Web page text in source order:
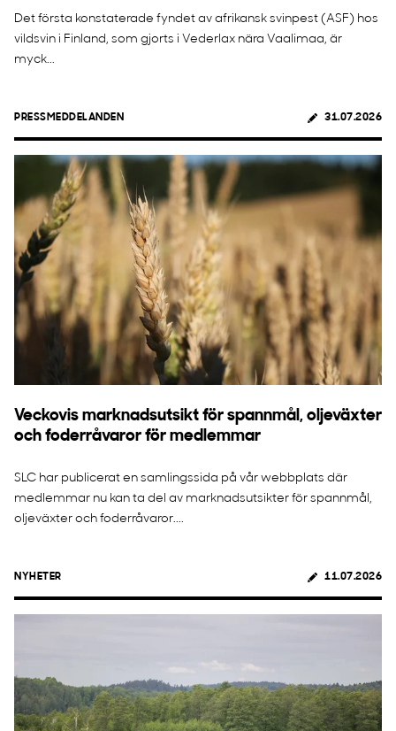
Det första konstaterade fyndet av afrikansk svinpest (ASF) hos
vildsvin i Finland, som gjorts i Vederlax nära Vaalimaa, är
myck...
PRESSMEDDELANDEN 31.07.2026
Veckovis marknadsutsikt för spannmål, oljeväxter
och foderråvaror för medlemmar
SLC har publicerat en samlingssida på vår webbplats där
medlemmar nu kan ta del av marknadsutsikter för spannmål,
oljeväxter och foderråvaror....
NYHETER 11.07.2026